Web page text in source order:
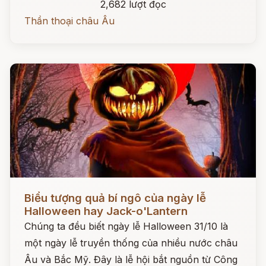
2,682 lượt đọc
Thần thoại châu Âu
Đọc ngay
Biểu tượng quả bí ngô của ngày lễ
Halloween hay Jack-o'Lantern
Chúng ta đều biết ngày lễ Halloween 31/10 là
một ngày lễ truyền thống của nhiều nước châu
Âu và Bắc Mỹ. Đây là lễ hội bắt nguồn từ Công